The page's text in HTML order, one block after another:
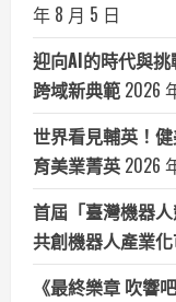
年 8 月 5 日
迎向AI的時代與
跨域新典範 2026
世界看見輔英！
育美業菁英 2026
首屆「臺灣機器
共創機器人產業
《最終樂章 吹響